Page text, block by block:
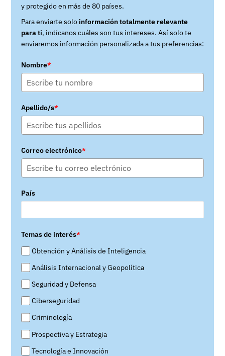
y protegido en más de 80 países.
Para enviarte solo información totalmente relevante
para ti, indícanos cuáles son tus intereses. Así solo te
enviaremos información personalizada a tus preferencias:
Nombre*
Apellido/s*
Correo electrónico*
País
Temas de interés*
Obtención y Análisis de Inteligencia
Análisis Internacional y Geopolítica
Seguridad y Defensa
Ciberseguridad
Criminología
Prospectiva y Estrategia
Tecnología e Innovación